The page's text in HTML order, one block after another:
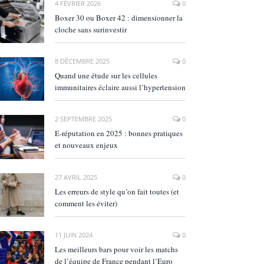
4 FÉVRIER 2026 0
Boxer 30 ou Boxer 42 : dimensionner la
cloche sans surinvestir
8 DÉCEMBRE 2025 0
Quand une étude sur les cellules
immunitaires éclaire aussi l’hypertension
2 SEPTEMBRE 2025 0
E‑réputation en 2025 : bonnes pratiques
et nouveaux enjeux
27 AVRIL 2025 0
Les erreurs de style qu’on fait toutes (et
comment les éviter)
11 JUIN 2024 0
Les meilleurs bars pour voir les matchs
de l’équipe de France pendant l’Euro